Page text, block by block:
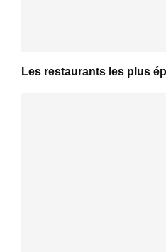
Les restaurants les plus